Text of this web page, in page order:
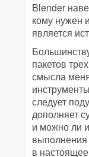
Blender
кому нужен
является
пакетов
смысла
следует
дополняет
и можно ли
выполнения
в